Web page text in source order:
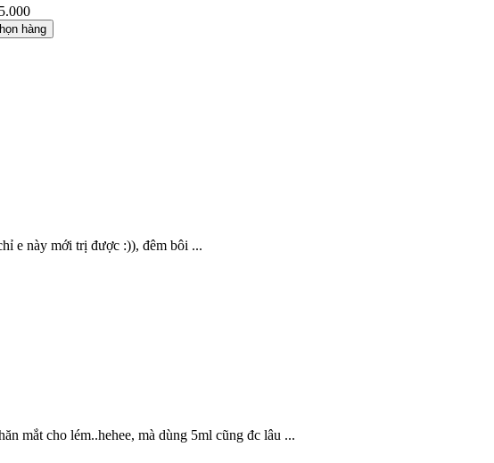
hàng
e này mới trị được :)), đêm bôi ...
mắt cho lém..hehee, mà dùng 5ml cũng đc lâu ...